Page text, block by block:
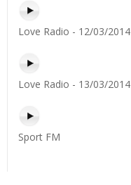
Love Radio - 12/03/2014
Love Radio - 13/03/2014
Sport FM